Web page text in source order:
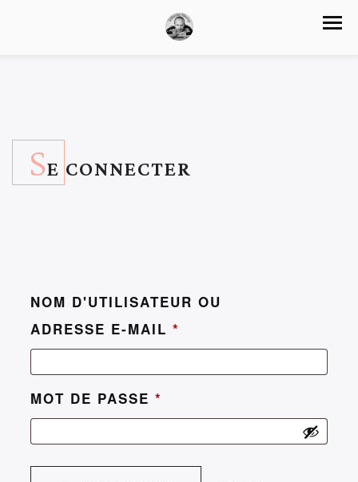
SE CONNECTER
NOM D'UTILISATEUR OU
ADRESSE E-MAIL *
MOT DE PASSE *